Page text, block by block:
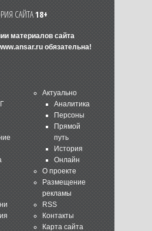
САЙТА18+
материалов сайта
обязательна!
Актуально
Аналитика
Персоны
Прямой
путь
История
Онлайн
О проекте
Размещение
рекламы
RSS
Контакты
Карта сайта